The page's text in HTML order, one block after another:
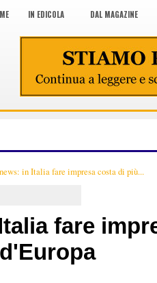
IN EDICOLA DAL MAGAZINE
in Italia fare impresa costa di più...
fare